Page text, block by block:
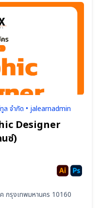
ล จำกัด • jalearnadmin
Designer
ซ์)
กรุงเทพมหานคร 10160